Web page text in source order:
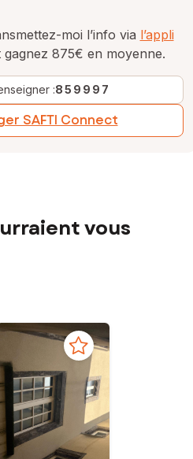
moi l’info via l’appli
gagnez 875€ en moyenne.
:859997
SAFTI Connect
vous